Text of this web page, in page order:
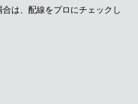
は、配線をプロにチェックし